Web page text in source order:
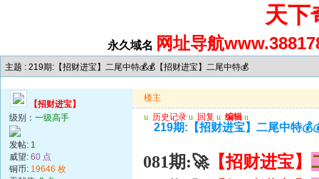
天下
永久域名 网址导航
主题 : 219期:【招财进宝】二尾中特💰💰【招财进宝】二尾中特💰
【招财进宝】
级别： 一级高手
发帖: 1
威望: 60 点
铜币: 19646 枚
楼主
u 历史记录 u 回复 u 编辑 u
219期:【招财进宝】二尾中特
081期:🚀【招财进宝】